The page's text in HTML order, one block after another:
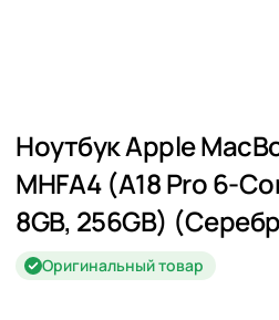
Ноутбук Apple
MHFA4 (A18 Pro 6-
8GB, 256GB)
Оригинальный товар